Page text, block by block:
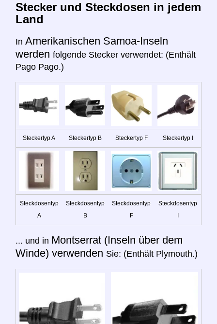
Stecker und Steckdosen in jedem
Land
In Amerikanischen Samoa-Inseln
werden folgende Stecker verwendet: (Enthält
Pago Pago.)
Steckertyp A Steckertyp B Steckertyp F Steckertyp I
Steckdosentyp
A
Steckdosentyp
B
Steckdosentyp
F
Steckdosentyp
I
... und in Montserrat (Inseln über dem
Winde) verwenden Sie: (Enthält Plymouth.)